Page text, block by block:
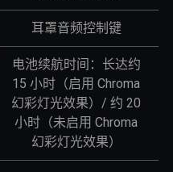
耳罩音频控制键
电池续航时间：长达约
15 小时（启用 Chroma
幻彩灯光效果）/ 约 20
小时（未启用 Chroma
幻彩灯光效果）